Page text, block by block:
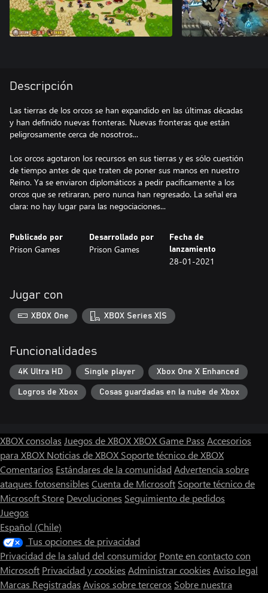
Descripción
Las tierras de los orcos se han expandido en las últimas décadas
y han definido nuevas fronteras. Nuevas fronteras que están
peligrosamente cerca de nosotros...
Los orcos agotaron los recursos en sus tierras y es sólo cuestión
de tiempo antes de que traten de poner sus manos en nuestro
Reino. Ya se enviaron diplomáticos a pedir pacíficamente a los
orcos que se retiraran, pero nunca han regresado. La señal era
clara: no hay lugar para las negociaciones...
Publicado por
Prison Games
Desarrollado por
Prison Games
Fecha de
lanzamiento
28-01-2021
Jugar con
XBOX One XBOX Series X|S
Funcionalidades
4K Ultra HD Single player Xbox One X Enhanced
Logros de Xbox Cosas guardadas en la nube de Xbox
XBOX consolas Juegos de XBOXXBOX Game Pass Accesorios
para XBOX Noticias de XBOX Soporte técnico de XBOX
Comentarios Estándares de la comunidad Advertencia sobre
ataques fotosensibles Cuenta de Microsoft Soporte técnico de
Microsoft Store Devoluciones Seguimiento de pedidos
Juegos
Español (Chile)
Tus opciones de privacidad
Privacidad de la salud del consumidor Ponte en contacto con
Microsoft Privacidad y cookies Administrar cookies Aviso legal
Marcas Registradas Avisos sobre terceros Sobre nuestra